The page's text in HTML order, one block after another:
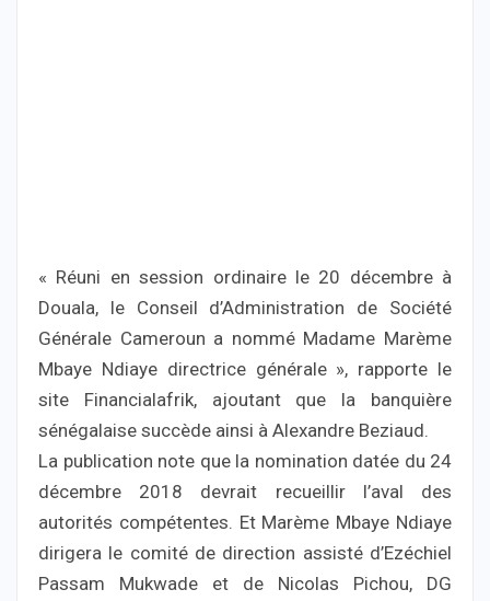
« Réuni en session ordinaire le 20 décembre à
Douala, le Conseil d’Administration de Société
Générale Cameroun a nommé Madame Marème
Mbaye Ndiaye directrice générale », rapporte le
site Financialafrik, ajoutant que la banquière
sénégalaise succède ainsi à Alexandre Beziaud.
La publication note que la nomination datée du 24
décembre 2018 devrait recueillir l’aval des
autorités compétentes. Et Marème Mbaye Ndiaye
dirigera le comité de direction assisté d’Ezéchiel
Passam Mukwade et de Nicolas Pichou, DG